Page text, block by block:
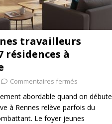
travailleurs
résidences à
Commentaires fermés
abordable quand on débute
à Rennes relève parfois du
Le foyer jeunes